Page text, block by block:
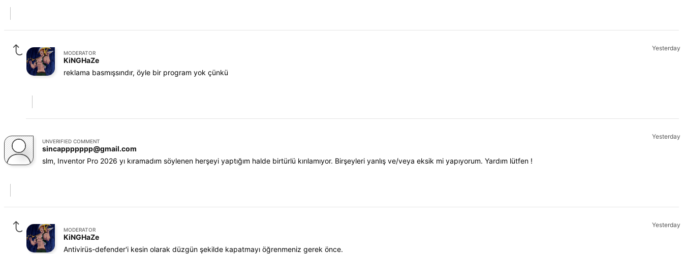
Yesterday
MODERATOR
KiNGHaZe
reklama basmışsındır, öyle bir program yok çünkü
Yesterday
UNVERIFIED COMMENT
sincappppppp@gmail.com
slm, Inventor Pro 2026 yı kıramadım söylenen herşeyi yaptığım halde birtürlü kırılamıyor. Birşeyleri yanlış ve/veya eksik mi yapıyorum. Yardım lütfen !
Yesterday
MODERATOR
KiNGHaZe
Antivirüs-defender'i kesin olarak düzgün şekilde kapatmayı öğrenmeniz gerek önce.